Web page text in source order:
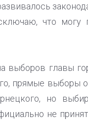
что могу
выборов главы
прямые выборы
но
не